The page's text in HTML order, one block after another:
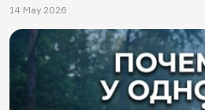
14 May 2026